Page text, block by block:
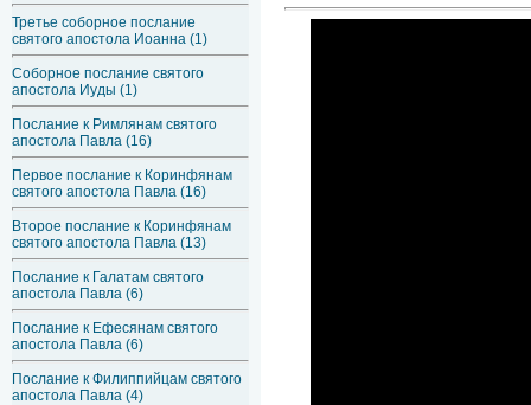
Третье соборное послание
святого апостола Иоанна (1)
Соборное послание святого
апостола Иуды (1)
Послание к Римлянам святого
апостола Павла (16)
Первое послание к Коринфянам
святого апостола Павла (16)
Второе послание к Коринфянам
святого апостола Павла (13)
Послание к Галатам святого
апостола Павла (6)
Послание к Ефесянам святого
апостола Павла (6)
Послание к Филиппийцам святого
апостола Павла (4)